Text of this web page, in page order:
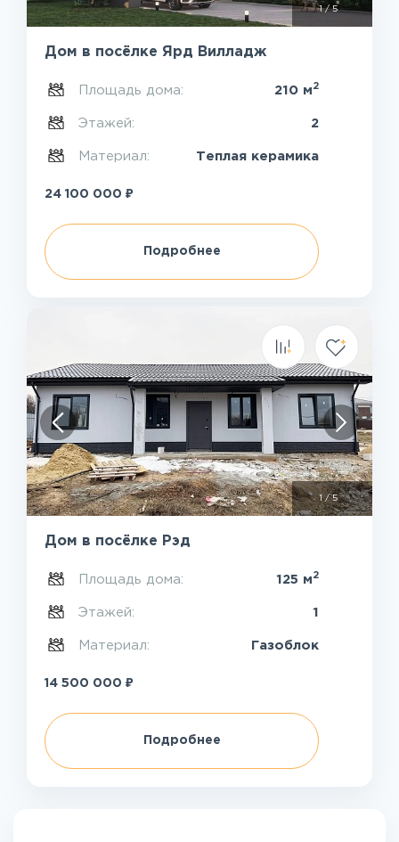
1/5
Дом в посёлке Ярд Вилладж
Площадь дома: 210 м 2
Этажей: 2
Материал: Теплая керамика
24 100 000 ₽
Подробнее
1/5
Дом в посёлке Рэд
Площадь дома: 125 м 2
Этажей: 1
Материал: Газоблок
14 500 000 ₽
Подробнее